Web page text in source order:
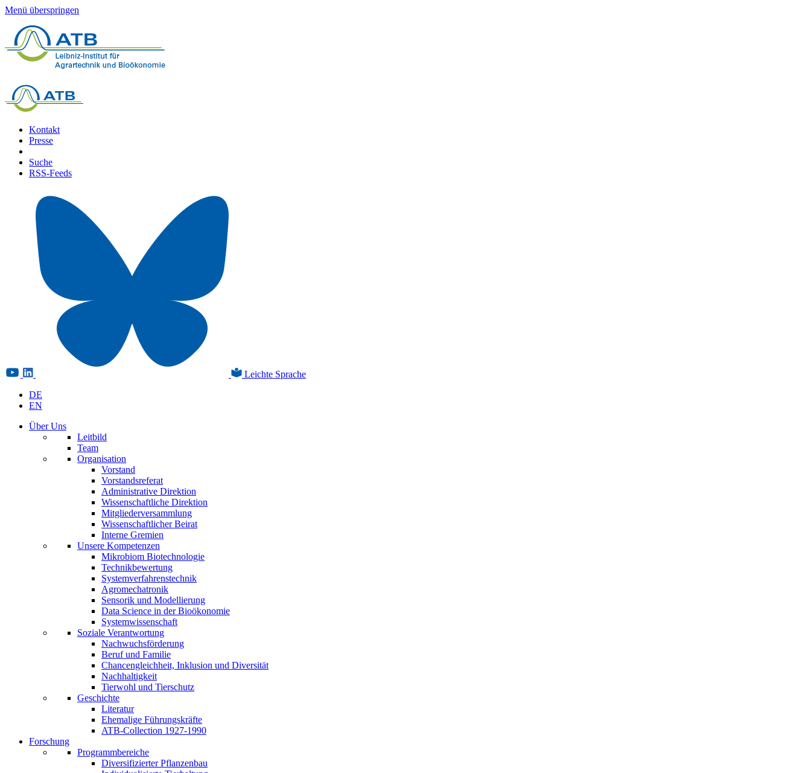
Menü überspringen
Kontakt
Presse
Suche
RSS-Feeds
Leichte Sprache
DE
EN
Über Uns
Leitbild
Team
Organisation
Vorstand
Vorstandsreferat
Administrative Direktion
Wissenschaftliche Direktion
Mitgliederversammlung
Wissenschaftlicher Beirat
Interne Gremien
Unsere Kompetenzen
Mikrobiom Biotechnologie
Technikbewertung
Systemverfahrenstechnik
Agromechatronik
Sensorik und Modellierung
Data Science in der Bioökonomie
Systemwissenschaft
Soziale Verantwortung
Nachwuchsförderung
Beruf und Familie
Chancengleichheit, Inklusion und Diversität
Nachhaltigkeit
Tierwohl und Tierschutz
Geschichte
Literatur
Ehemalige Führungskräfte
ATB-Collection 1927-1990
Forschung
Programmbereiche
Diversifizierter Pflanzenbau